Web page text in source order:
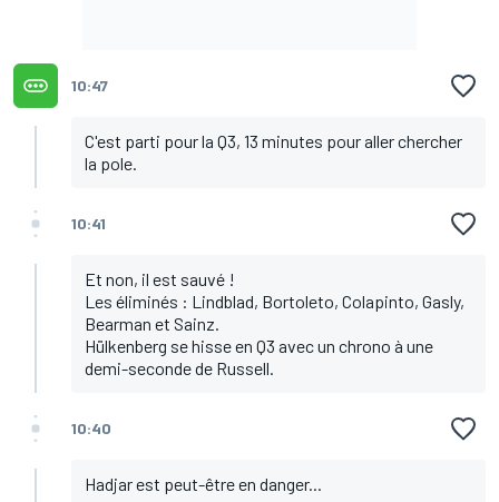
10:47
C'est parti pour la Q3, 13 minutes pour aller chercher
la pole.
10:41
Et non, il est sauvé !
Les éliminés : Lindblad, Bortoleto, Colapinto, Gasly,
Bearman et Sainz.
Hülkenberg se hisse en Q3 avec un chrono à une
demi-seconde de Russell.
10:40
Hadjar est peut-être en danger...